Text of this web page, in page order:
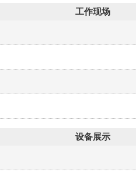
工作现场
设备展示